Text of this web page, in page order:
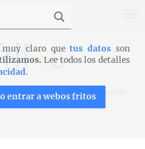
Pan de aceite y aceitunas negras
muy claro quetus datos son
Lee todos los detalles
.
entrar a webos fritos